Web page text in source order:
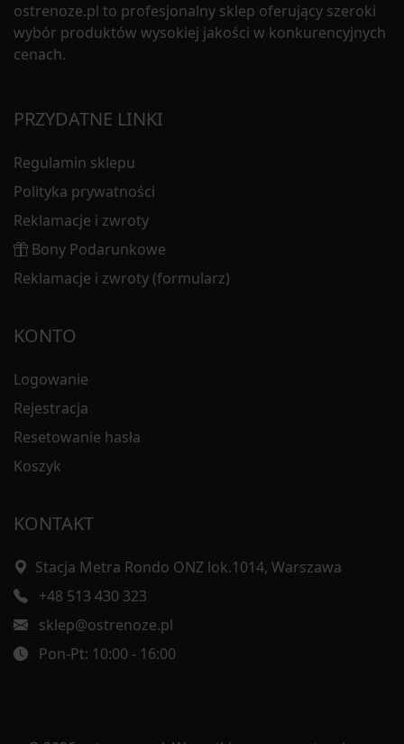
ostrenoze.pl to profesjonalny sklep oferujący szeroki
wybór produktów wysokiej jakości w konkurencyjnych
cenach.
PRZYDATNE LINKI
Regulamin sklepu
Polityka prywatności
Reklamacje i zwroty
Bony Podarunkowe
Reklamacje i zwroty (formularz)
KONTO
Logowanie
Rejestracja
Resetowanie hasła
Koszyk
KONTAKT
Stacja Metra Rondo ONZ lok.1014, Warszawa
+48 513 430 323
sklep@ostrenoze.pl
Pon-Pt: 10:00 - 16:00